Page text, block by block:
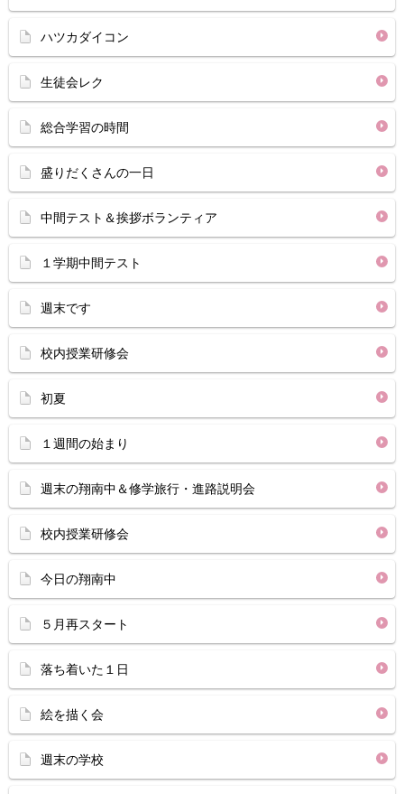
ハツカダイコン
生徒会レク
総合学習の時間
盛りだくさんの一日
中間テスト＆挨拶ボランティア
１学期中間テスト
週末です
校内授業研修会
初夏
１週間の始まり
週末の翔南中＆修学旅行・進路説明会
校内授業研修会
今日の翔南中
５月再スタート
落ち着いた１日
絵を描く会
週末の学校